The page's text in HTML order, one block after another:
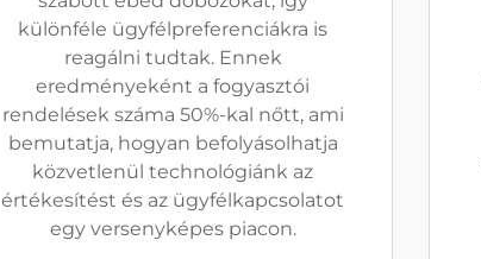
különféle ügyfélpreferenciákra is
reagálni tudtak. Ennek
eredményeként a fogyasztói
rendelések száma 50%-kal nőtt, ami
bemutatja, hogyan befolyásolhatja
közvetlenül technológiánk az
értékesítést és az ügyfélkapcsolatot
egy versenyképes piacon.